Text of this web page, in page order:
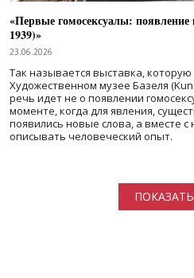
«Первые гомосексуалы: появление
1939)»
23.06.2026
Так называется выставка,
Художественном музее Базеля
речь идет не о появлении
моменте, когда для явления,
появились новые слова, а вместе
описывать человеческий опыт.